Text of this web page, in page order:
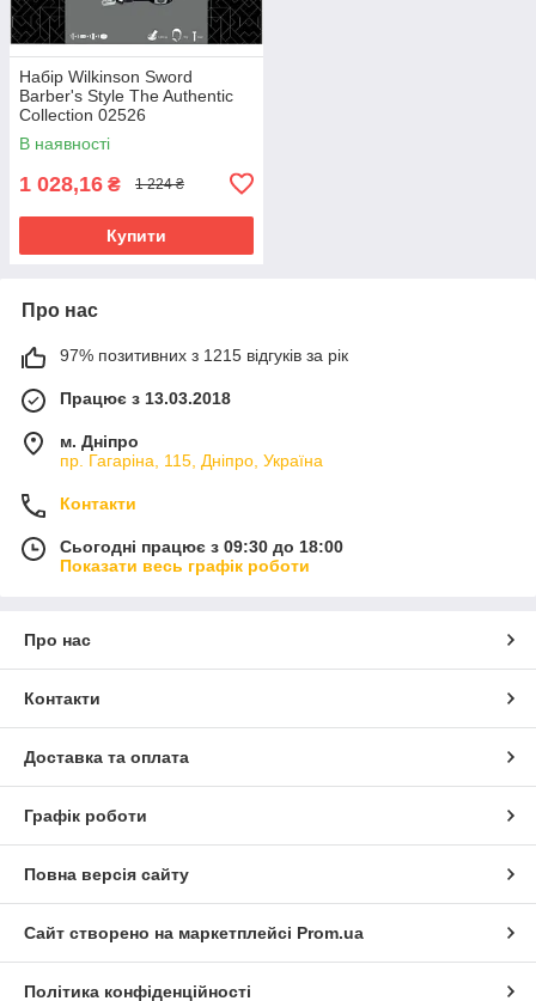
Набір Wilkinson Sword
Barber's Style The Authentic
Collection 02526
В наявності
1 028,16 ₴ 1 224 ₴
Купити
Про нас
97% позитивних з 1215 відгуків за рік
Працює з 13.03.2018
м. Дніпро
пр. Гагаріна, 115, Дніпро, Україна
Контакти
Сьогодні працює з 09:30 до 18:00
Показати весь графік роботи
Про нас
Контакти
Доставка та оплата
Графік роботи
Повна версія сайту
Сайт створено на маркетплейсі Prom.ua
Політика конфіденційності